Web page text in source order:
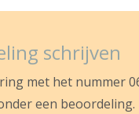
schrijven
met het nummer
een beoordeling.